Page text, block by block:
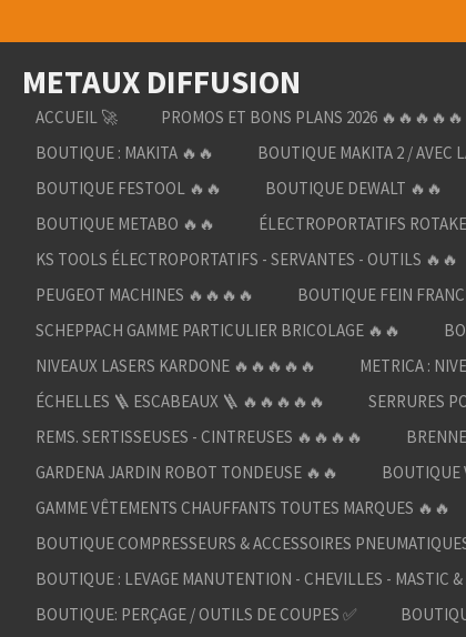
au
contenu
principal
METAUX DIFFUSION
ACCUEIL 🚀 PROMOS ET BONS PLANS 2026 🔥🔥🔥🔥🔥
BOUTIQUE : MAKITA 🔥🔥
BOUTIQUE MAKITA 2 / AVEC
BOUTIQUE FESTOOL 🔥🔥
BOUTIQUE DEWALT 🔥🔥
BOUTIQUE METABO 🔥🔥
ÉLECTROPORTATIFS
KS TOOLS ÉLECTROPORTATIFS - SERVANTES - OUTILS 🔥🔥
PEUGEOT MACHINES 🔥🔥🔥🔥
BOUTIQUE FEIN
SCHEPPACH GAMME PARTICULIER BRICOLAGE 🔥🔥
NIVEAUX LASERS KARDONE 🔥🔥🔥🔥🔥
METRICA :
ÉCHELLES 🪜 ESCABEAUX 🪜 🔥🔥🔥🔥🔥
SERRURES
REMS. SERTISSEUSES - CINTREUSES 🔥🔥🔥🔥
GARDENA JARDIN ROBOT TONDEUSE 🔥🔥
BOUTIQUE
GAMME VÊTEMENTS CHAUFFANTS TOUTES MARQUES 🔥🔥
BOUTIQUE COMPRESSEURS & ACCESSOIRES
BOUTIQUE : LEVAGE MANUTENTION - CHEVILLES - MASTIC
BOUTIQUE: PERÇAGE / OUTILS DE COUPES ✅